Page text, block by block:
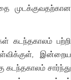
முடக்குவதற்கான
கடந்தகாலம் பற்றி
இன்றைய
கடந்தகாலம் சார்ந்து